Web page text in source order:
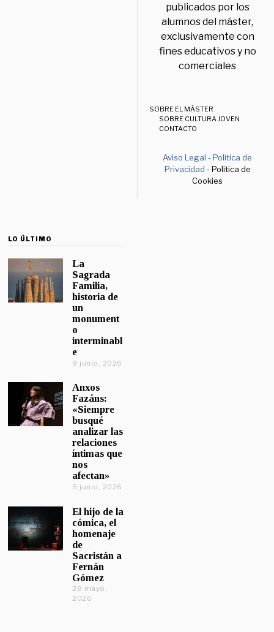
publicados por los
alumnos del máster,
exclusivamente con
fines educativos y no
comerciales
SOBRE EL MÁSTER
SOBRE CULTURA JOVEN
CONTACTO
Aviso Legal -Política de
Privacidad - Política de
Cookies
LO ÚLTIMO
La
Sagrada
Familia,
historia de
un
monument
o
interminabl
e
8 junio, 2026
Anxos
Fazáns:
«Siempre
busqué
analizar las
relaciones
íntimas que
nos
afectan»
5 junio, 2026
El hijo de la
cómica, el
homenaje
de
Sacristán a
Fernán
Gómez
28 mayo,
2026